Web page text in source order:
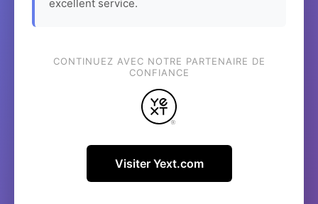
excellent service.
CONTINUEZ AVEC NOTRE PARTENAIRE DE
CONFIANCE
Visiter Yext.com